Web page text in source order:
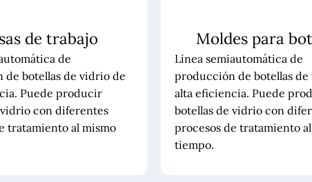
de trabajo
de
de botellas de vidrio de
Puede producir
con diferentes
tratamiento al mismo
Moldes para
Línea semiautomática de
producción de botellas
alta eficiencia. Puede
botellas de vidrio con
procesos de tratamiento
tiempo.